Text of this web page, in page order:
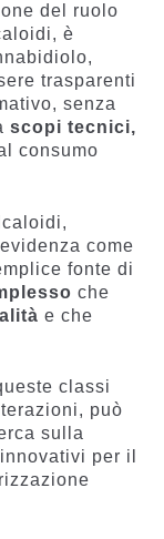
del ruolo
è
trasparenti
senza
scopi tecnici,
consumo
come
fonte di
che
e che
classi
può
sulla
per il